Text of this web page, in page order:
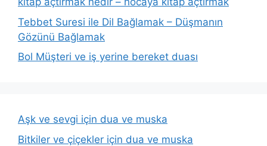
Tebbet Suresi ile Dil Bağlamak – Düşmanın
Gözünü Bağlamak
Bol Müşteri ve iş yerine bereket duası
Aşk ve sevgi için dua ve muska
Bitkiler ve çiçekler için dua ve muska